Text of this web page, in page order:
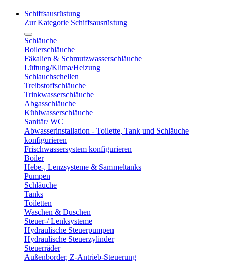
Schiffsausrüstung
Zur Kategorie Schiffsausrüstung
Schläuche
Boilerschläuche
Fäkalien & Schmutzwasserschläuche
Lüftung/Klima/Heizung
Schlauchschellen
Treibstoffschläuche
Trinkwasserschläuche
Abgasschläuche
Kühlwasserschläuche
Sanitär/ WC
Abwasserinstallation - Toilette, Tank und Schläuche
konfigurieren
Frischwassersystem konfigurieren
Boiler
Hebe-, Lenzsysteme & Sammeltanks
Pumpen
Schläuche
Tanks
Toiletten
Waschen & Duschen
Steuer-/ Lenksysteme
Hydraulische Steuerpumpen
Hydraulische Steuerzylinder
Steuerräder
Außenborder, Z-Antrieb-Steuerung